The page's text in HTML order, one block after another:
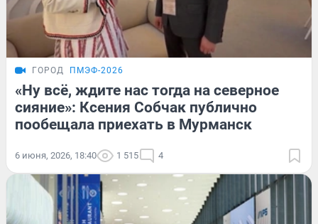
ГОРОД ПМЭФ-2026
«Ну всё, ждите нас тогда на северное
сияние»: Ксения Собчак публично
пообещала приехать в Мурманск
6 июня, 2026, 18:40 1 515 4